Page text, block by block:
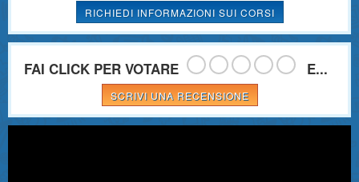
RICHIEDI INFORMAZIONI SUI CORSI
FAI CLICK PER VOTARE E...
SCRIVI UNA RECENSIONE